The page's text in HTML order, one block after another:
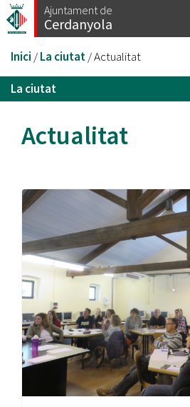
Vés
al
Ajuntament de
Cerdanyola
Esteu
aquí
Inici /La ciutat/Actualitat
La ciutat
Actualitat